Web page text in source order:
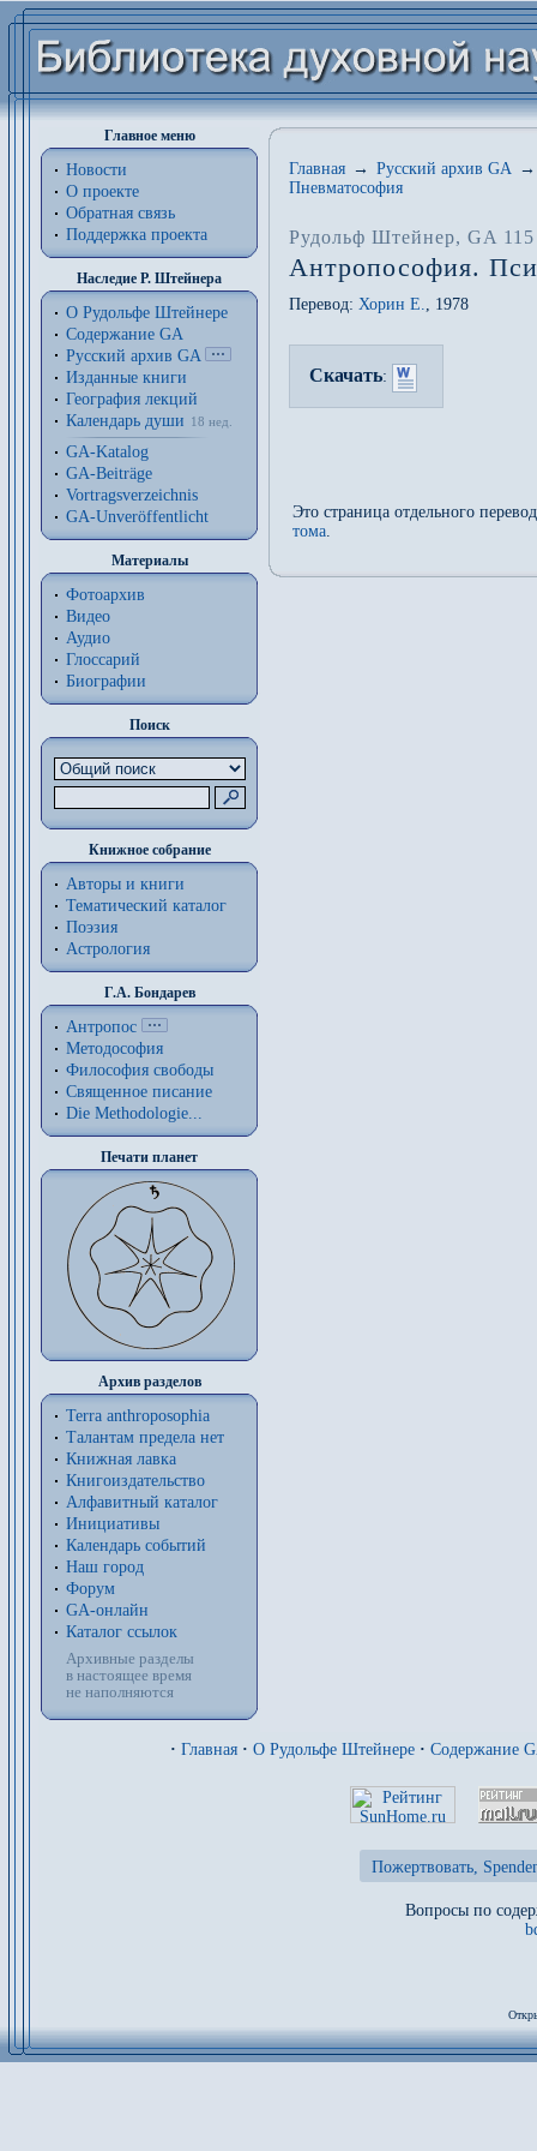
Главное меню
Новости
О проекте
Обратная связь
Поддержка проекта
Наследие Р. Штейнера
О Рудольфе Штейнере
Содержание GA
Русский архив GA
Изданные книги
География лекций
Календарь души
18 нед.
GA-Katalog
GA-Beiträge
Vortragsverzeichnis
GA-Unveröffentlicht
Материалы
Фотоархив
Видео
Аудио
Глоссарий
Биографии
Поиск
Книжное собрание
Авторы и книги
Тематический каталог
Поэзия
Астрология
Г.А. Бондарев
Антропос
Методософия
Философия cвободы
Священное писание
Die Methodologie...
Печати планет
Архив разделов
Terra anthroposophia
Талантам предела нет
Книжная лавка
Книгоиздательство
Алфавитный каталог
Инициативы
Календарь событий
Наш город
Форум
GA-онлайн
Каталог ссылок
Архивные разделы
в настоящее время
не наполняются
Главная → Русский архив GA →
Пневматософия
Рудольф Штейнер, GA 115
Антропософия.
Перевод: Хорин Е., 1978
Скачать:
Это страница отдельного
тома.
· Главная · О Рудольфе Штейнере · Содержание
Пожертвовать,
Вопросы по